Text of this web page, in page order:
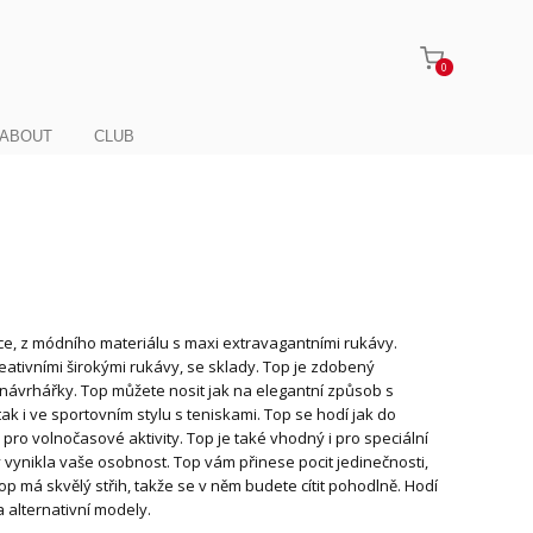
0
ABOUT CLUB
z módního materiálu s maxi extravagantními rukávy.
širokými rukávy, se sklady. Top je zdobený
Top můžete nosit jak na elegantní způsob s
i ve sportovním stylu s teniskami. Top se hodí jak do
volnočasové aktivity. Top je také vhodný i pro speciální
vaše osobnost. Top vám přinese pocit jedinečnosti,
má skvělý střih, takže se v něm budete cítit pohodlně. Hodí
alternativní modely.